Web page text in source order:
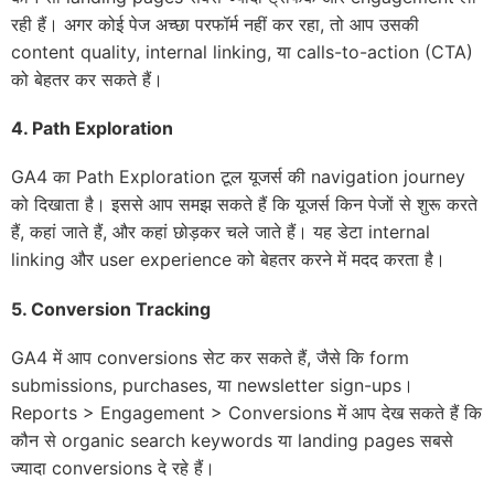
रही हैं। अगर कोई पेज अच्छा परफॉर्म नहीं कर रहा, तो आप उसकी
content quality, internal linking, या calls-to-action (CTA)
को बेहतर कर सकते हैं।
4. Path Exploration
GA4 का Path Exploration टूल यूजर्स की navigation journey
को दिखाता है। इससे आप समझ सकते हैं कि यूजर्स किन पेजों से शुरू करते
हैं, कहां जाते हैं, और कहां छोड़कर चले जाते हैं। यह डेटा internal
linking और user experience को बेहतर करने में मदद करता है।
5. Conversion Tracking
GA4 में आप conversions सेट कर सकते हैं, जैसे कि form
submissions, purchases, या newsletter sign-ups।
Reports > Engagement > Conversions में आप देख सकते हैं कि
कौन से organic search keywords या landing pages सबसे
ज्यादा conversions दे रहे हैं।